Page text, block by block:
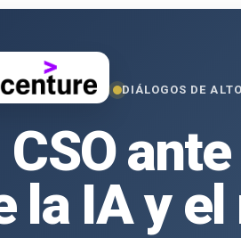
DIÁLOGOS DE
CSO
la IA y